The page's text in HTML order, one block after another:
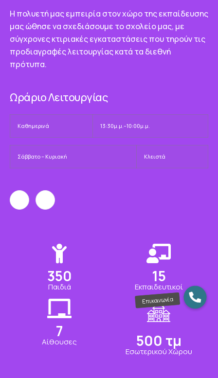
Η πολυετή μας εμπειρία στον χώρο της εκπαίδευσης
μας ώθησε να σχεδιάσουμε το σχολείο μας, με
σύγχρονες κτιριακές εγκαταστάσεις που τηρούν τις
προδιαγραφές λειτουργίας κατά τα διεθνή
πρότυπα.
Ωράριο Λειτουργίας
Καθημερινά 13:30μ.μ.–10:00μ.μ.
Σάββατο – Κυριακή Κλειστά
350
Παιδιά
15
Εκπαιδευτικοί
7
Αίθουσες 500 τμ
Εσωτερικού Χώρου